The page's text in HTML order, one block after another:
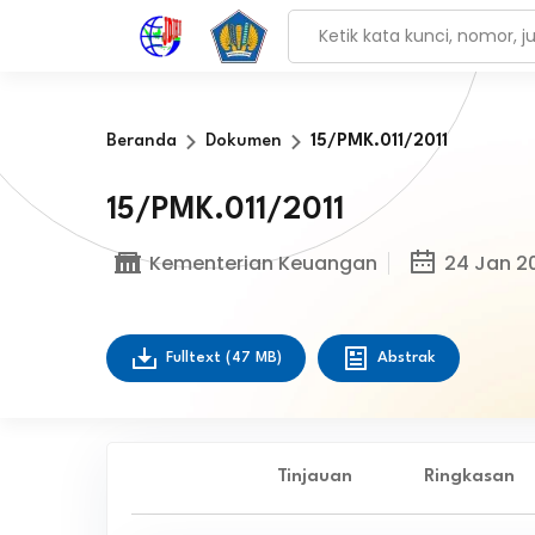
Beranda Dokumen 15/PMK.011/2011
15/PMK.011/2011
Kementerian Keuangan 24 Jan
Fulltext (47 MB) Abstrak
Tinjauan Ringkasan